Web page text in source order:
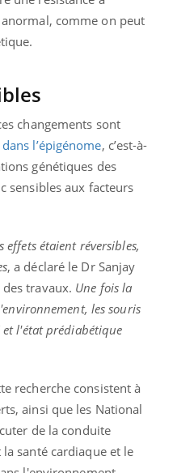
comme on peut
changements sont
l’épigénome, c’est-à-
génétiques des
sensibles aux facteurs
effets étaient réversibles,
, a déclaré le Dr Sanjay
travaux. Une fois la
les souris
l'état prédiabétique
recherche consistent à
ainsi que les National
de la conduite
santé cardiaque et le